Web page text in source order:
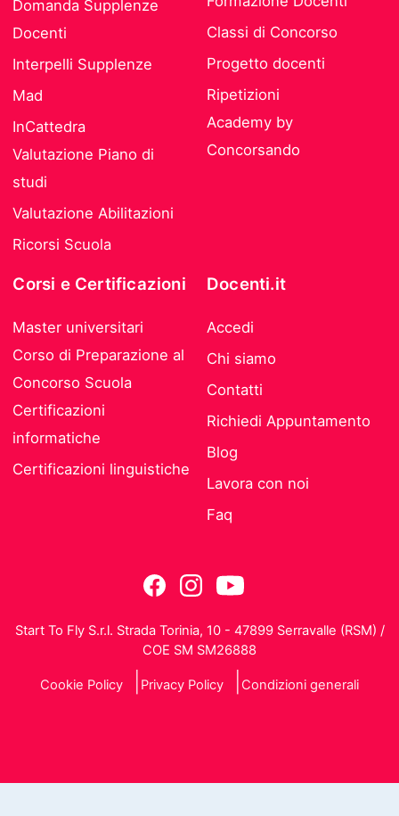
Domanda Supplenze
Docenti
Interpelli Supplenze
Mad
InCattedra
Valutazione Piano di
studi
Valutazione Abilitazioni
Ricorsi Scuola
Classi di Concorso
Progetto docenti
Ripetizioni
Academy by
Concorsando
Corsi e Certificazioni
Master universitari
Corso di Preparazione al
Concorso Scuola
Certificazioni
informatiche
Certificazioni linguistiche
Docenti.it
Accedi
Chi siamo
Contatti
Richiedi Appuntamento
Blog
Lavora con noi
Faq
Start To Fly S.r.l. Strada Torinia, 10 - 47899 Serravalle (RSM) /
COE SM SM26888
Cookie Policy Privacy Policy Condizioni generali